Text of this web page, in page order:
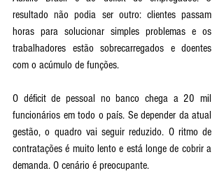
resultado não podia ser outro: clientes passam
horas para solucionar simples problemas e os
trabalhadores estão sobrecarregados e doentes
com o acúmulo de funções.
O déficit de pessoal no banco chega a 20 mil
funcionários em todo o país. Se depender da atual
gestão, o quadro vai seguir reduzido. O ritmo de
contratações é muito lento e está longe de cobrir a
demanda. O cenário é preocupante.